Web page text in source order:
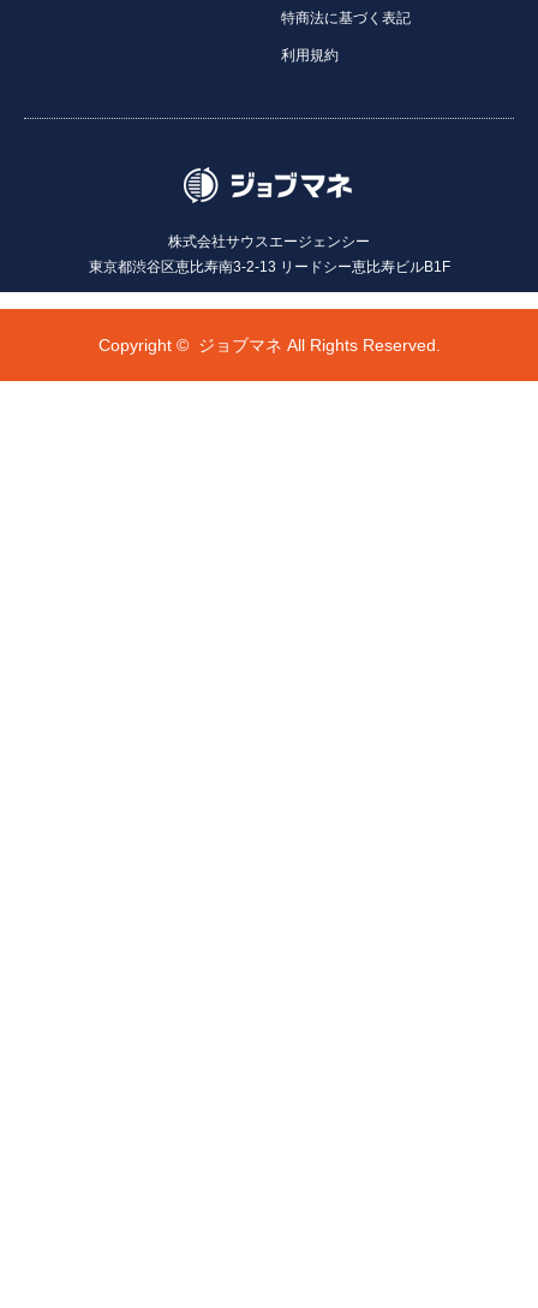
特商法に基づく表記
利用規約
株式会社サウスエージェンシー
東京都渋谷区恵比寿南3-2-13 リードシー恵比寿ビルB1F
Copyright © ジョブマネ All Rights Reserved.